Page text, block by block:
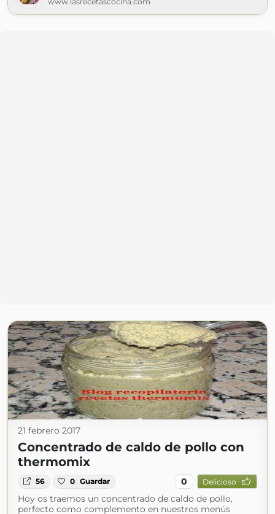
21 febrero 2017
Concentrado de caldo de pollo con
thermomix
56 0 Guardar 0 Delicioso
Hoy os traemos un concentrado de caldo de pollo,
perfecto como complemento en nuestros menús